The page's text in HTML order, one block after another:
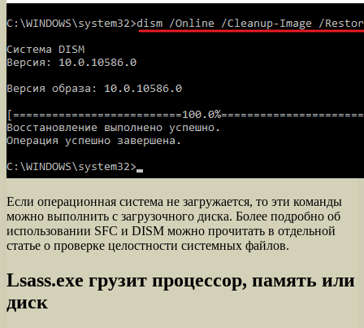
Если операционная система не загружается, то эти команды
можно выполнить с загрузочного диска. Более подробно об
использовании SFC и DISM можно прочитать в отдельной
статье о проверке целостности системных файлов.
Lsass.exe грузит процессор, память или
диск